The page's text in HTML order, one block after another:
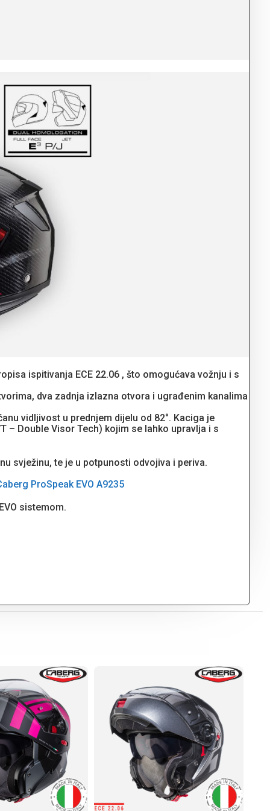
ispitivanja ECE 22.06 , što omogućava vožnju i s
dva zadnja izlazna otvora i ugrađenim kanalima
vidljivost u prednjem dijelu od 82°. Kaciga je
– Double Visor Tech) kojim se lahko upravlja i s
svježinu, te je u potpunosti odvojiva i periva.
ProSpeak EVO A9235
sistemom.